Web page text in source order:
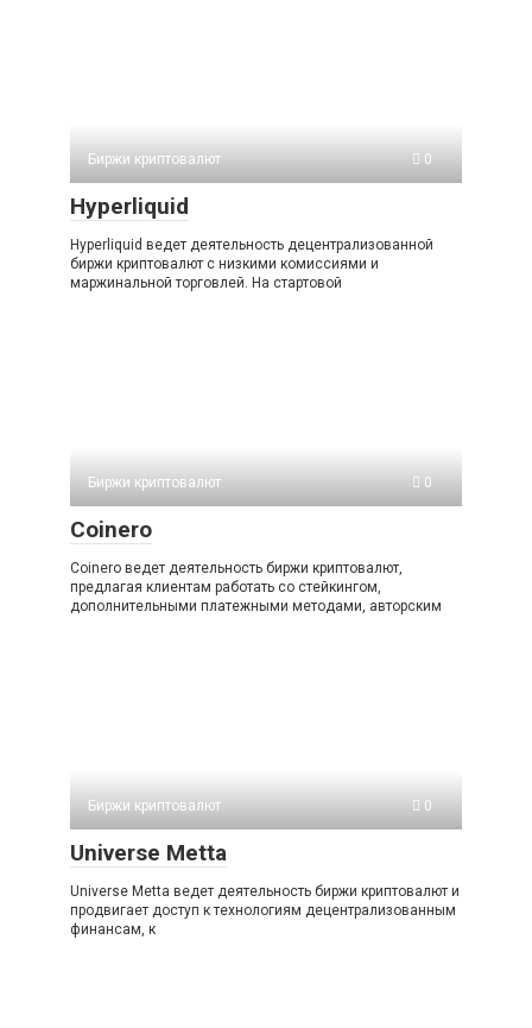
Биржи криптовалют 0
Hyperliquid
Hyperliquid ведет деятельность децентрализованной
биржи криптовалют с низкими комиссиями и
маржинальной торговлей. На стартовой
Биржи криптовалют 0
Coinero
Coinero ведет деятельность биржи криптовалют,
предлагая клиентам работать со стейкингом,
дополнительными платежными методами, авторским
Биржи криптовалют 0
Universe Metta
Universe Metta ведет деятельность биржи криптовалют и
продвигает доступ к технологиям децентрализованным
финансам, к